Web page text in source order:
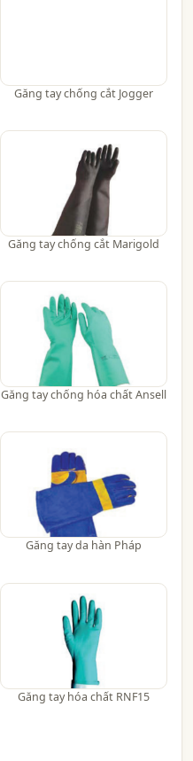
Găng tay chống cắt Jogger
Găng tay chống cắt Marigold
Găng tay chống hóa chất Ansell
Găng tay da hàn Pháp
Găng tay hóa chất RNF15